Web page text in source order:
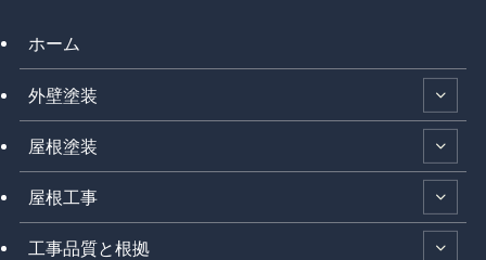
ホーム
外壁塗装
屋根塗装
屋根工事
工事品質と根拠